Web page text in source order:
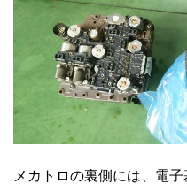
メカトロの裏側には、電